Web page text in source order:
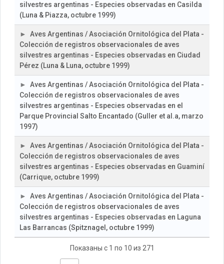
silvestres argentinas - Especies observadas en Casilda
(Luna & Piazza, octubre 1999)
Aves Argentinas / Asociación Ornitológica del Plata -
Colección de registros observacionales de aves
silvestres argentinas - Especies observadas en Ciudad
Pérez (Luna & Luna, octubre 1999)
Aves Argentinas / Asociación Ornitológica del Plata -
Colección de registros observacionales de aves
silvestres argentinas - Especies observadas en el
Parque Provincial Salto Encantado (Guller et al.a, marzo
1997)
Aves Argentinas / Asociación Ornitológica del Plata -
Colección de registros observacionales de aves
silvestres argentinas - Especies observadas en Guaminí
(Carrique, octubre 1999)
Aves Argentinas / Asociación Ornitológica del Plata -
Colección de registros observacionales de aves
silvestres argentinas - Especies observadas en Laguna
Las Barrancas (Spitznagel, octubre 1999)
Показаны с 1 по 10 из 271